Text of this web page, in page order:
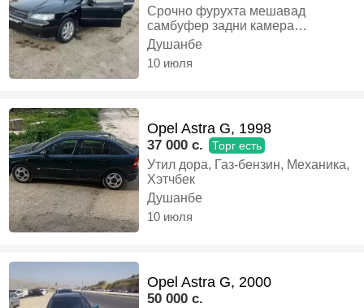
Срочно фурухта мешавад
самбуфер задни камера
магнитофон сесур лабавой
антиблик утилизация танировка 6
мох хучати солона 11мох камбуди
Душанбе
10 июля
Opel Astra G, 1998
37 000 c. Торг есть
Утил дора, Газ-бензин, Механика,
Хэтчбек
Душанбе
10 июля
Opel Astra G, 2000
50 000 c.